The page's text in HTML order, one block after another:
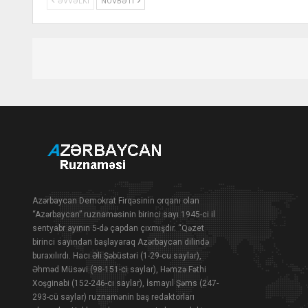
Azərbaycan Demokrat Firqəsinin orqanı olan
“Azərbaycan” ruznaməsinin birinci sayı 1945-ci il
sentyabr ayının 5-də çapdan çıxmışdır. “Qəzet
birinci sayından başlayaraq Azərbaycan dilində
buraxılırdı. Hacı Əli Şəbüstəri (1-29-cu saylar),
Əhməd Müsəvi (98-151-ci saylar), Həmzə Fəthi
Xoşginabi (152-246-cı saylar), İsmayıl Şəms (247-
293-cü saylar) ruznamənin baş redaktorları